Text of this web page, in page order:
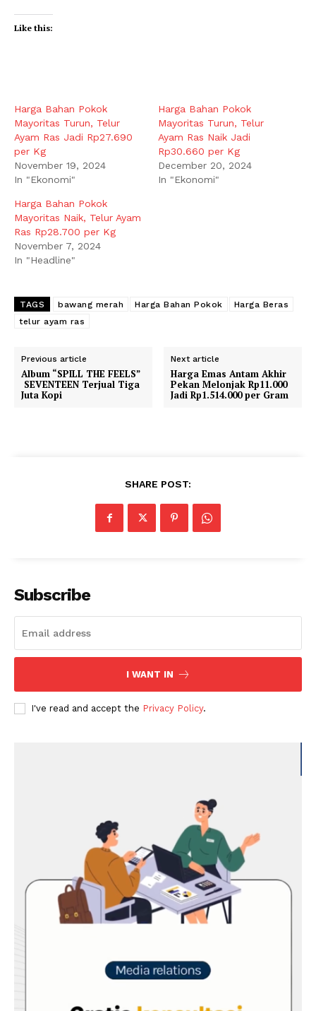
Like this:
Harga Bahan Pokok
Mayoritas Turun, Telur
Ayam Ras Jadi Rp27.690
per Kg
November 19, 2024
In "Ekonomi"
Harga Bahan Pokok
Mayoritas Turun, Telur
Ayam Ras Naik Jadi
Rp30.660 per Kg
December 20, 2024
In "Ekonomi"
Harga Bahan Pokok
Mayoritas Naik, Telur Ayam
Ras Rp28.700 per Kg
November 7, 2024
In "Headline"
TAGS bawang merah Harga Bahan Pokok
Harga Beras
telur ayam ras
Previous article
Album “SPILL THE FEELS”
SEVENTEEN Terjual Tiga
Juta Kopi
Next article
Harga Emas Antam Akhir
Pekan Melonjak Rp11.000
Jadi Rp1.514.000 per Gram
SHARE POST:
Subscribe
I WANT IN
I've read and accept the Privacy Policy.